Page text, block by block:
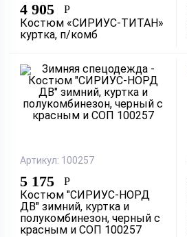
4 905 Р
Костюм «СИРИУС-ТИТАН»
куртка, п/комб
Артикул: 100257
5 175 Р
Костюм "СИРИУС-НОРД
ДВ" зимний, куртка и
полукомбинезон, черный с
красным и СОП 100257